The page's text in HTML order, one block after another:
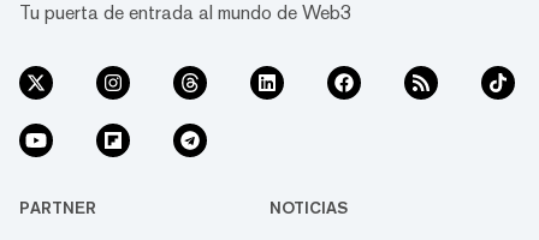
Tu puerta de entrada al mundo de Web3
PARTNER NOTICIAS